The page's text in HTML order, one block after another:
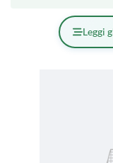
Leggi